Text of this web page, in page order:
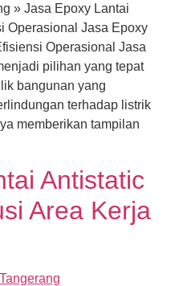
» Jasa Epoxy Lantai
Operasional Jasa Epoxy
Operasional Jasa
pilihan yang tepat
bangunan yang
terhadap listrik
memberikan tampilan
Antistatic
Area Kerja